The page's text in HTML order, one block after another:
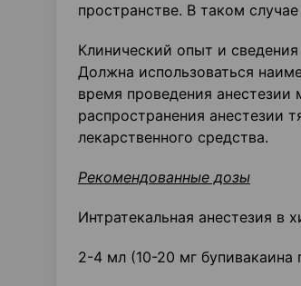
пространстве. В таком
Клинический опыт и
Должна использоваться
время проведения анестезии
распространения анестезии
лекарственного средства.
Рекомендованные дозы
Интратекальная анестезия в
2-4 мл (10-20 мг бупивакаина